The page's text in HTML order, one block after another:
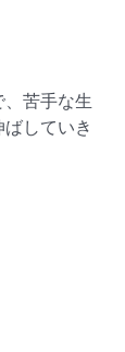
、苦手な生
していき